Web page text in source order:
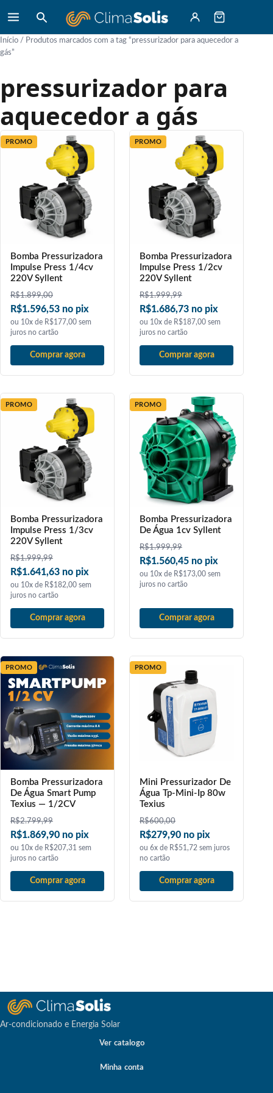
Início / Produtos marcados com a tag “pressurizador para aquecedor a
gás”
pressurizador para
aquecedor a gás
PROMO
Bomba Pressurizadora
Impulse Press 1/4cv
220V Syllent
R$1.899,00
R$1.596,53 no pix
ou 10x de R$177,00 sem
juros no cartão
Comprar agora
PROMO
Bomba Pressurizadora
Impulse Press 1/2cv
220V Syllent
R$1.999,99
R$1.686,73 no pix
ou 10x de R$187,00 sem
juros no cartão
Comprar agora
PROMO
Bomba Pressurizadora
Impulse Press 1/3cv
220V Syllent
R$1.999,99
R$1.641,63 no pix
ou 10x de R$182,00 sem
juros no cartão
Comprar agora
PROMO
Bomba Pressurizadora
De Água 1cv Syllent
R$1.999,99
R$1.560,45 no pix
ou 10x de R$173,00 sem
juros no cartão
Comprar agora
PROMO
Bomba Pressurizadora
De Água Smart Pump
Texius — 1/2CV
R$2.799,99
R$1.869,90 no pix
ou 10x de R$207,31 sem
juros no cartão
Comprar agora
PROMO
Mini Pressurizador De
Água Tp-Mini-Ip 80w
Texius
R$600,00
R$279,90 no pix
ou 6x de R$51,72 sem juros
no cartão
Comprar agora
Ar-condicionado e Energia Solar
Ver catalogo
Minha conta